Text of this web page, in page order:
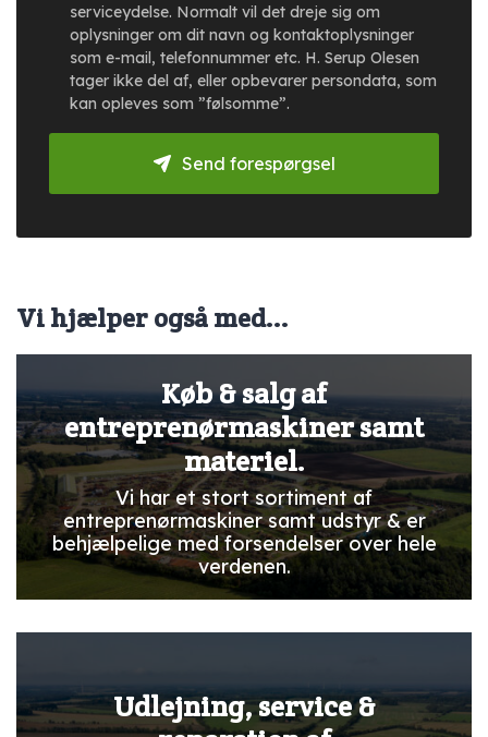
serviceydelse. Normalt vil det dreje sig om
oplysninger om dit navn og kontaktoplysninger
som e-mail, telefonnummer etc. H. Serup Olesen
tager ikke del af, eller opbevarer persondata, som
kan opleves som ”følsomme”.
Send forespørgsel
Vi hjælper også med...
Køb & salg af
entreprenørmaskiner samt
materiel.
Vi har et stort sortiment af
entreprenørmaskiner samt udstyr & er
behjælpelige med forsendelser over hele
verdenen.
Udlejning, service &